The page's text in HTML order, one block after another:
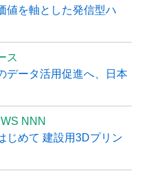
値を軸とした発信型ハ
ス
データ活用促進へ、日本
NNN
じめて 建設用3Dプリン